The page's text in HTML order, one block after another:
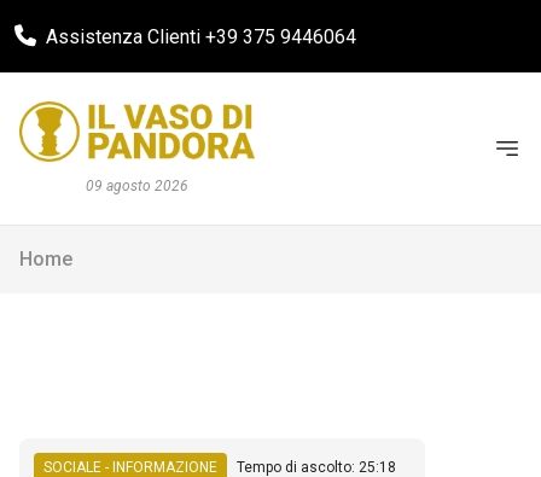
Assistenza Clienti +39 375 9446064
09 agosto 2026
Home
SOCIALE - INFORMAZIONE Tempo di ascolto: 25:18